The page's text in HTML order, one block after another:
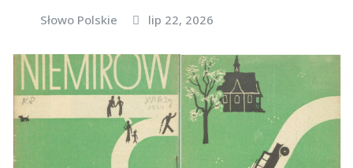
Słowo Polskie lip 22, 2026